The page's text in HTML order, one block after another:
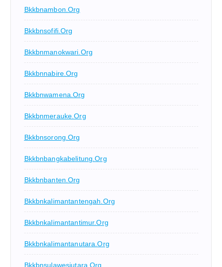
Bkkbnambon.org
Bkkbnsofifi.org
Bkkbnmanokwari.org
Bkkbnnabire.org
Bkkbnwamena.org
Bkkbnmerauke.org
Bkkbnsorong.org
Bkkbnbangkabelitung.org
Bkkbnbanten.org
Bkkbnkalimantantengah.org
Bkkbnkalimantantimur.org
Bkkbnkalimantanutara.org
Bkkbnsulawesiutara.org